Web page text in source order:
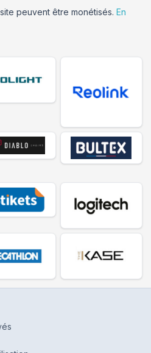
peuvent être monétisés. En